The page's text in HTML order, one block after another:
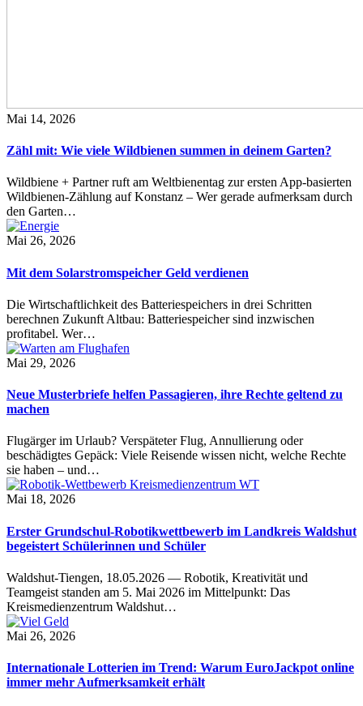
Mai 14, 2026
Zähl mit: Wie viele Wildbienen summen in deinem Garten?
Wildbiene + Partner ruft am Weltbienentag zur ersten App-basierten
Wildbienen-Zählung auf Konstanz – Wer gerade aufmerksam durch
den Garten…
Mai 26, 2026
Mit dem Solarstromspeicher Geld verdienen
Die Wirtschaftlichkeit des Batteriespeichers in drei Schritten
berechnen Zukunft Altbau: Batteriespeicher sind inzwischen
profitabel. Wer…
Mai 29, 2026
Neue Musterbriefe helfen Passagieren, ihre Rechte geltend zu
machen
Flugärger im Urlaub? Verspäteter Flug, Annullierung oder
beschädigtes Gepäck: Viele Reisende wissen nicht, welche Rechte
sie haben – und…
Mai 18, 2026
Erster Grundschul-Robotikwettbewerb im Landkreis Waldshut
begeistert Schülerinnen und Schüler
Waldshut-Tiengen, 18.05.2026 — Robotik, Kreativität und
Teamgeist standen am 5. Mai 2026 im Mittelpunkt: Das
Kreismedienzentrum Waldshut…
Mai 26, 2026
Internationale Lotterien im Trend: Warum EuroJackpot online
immer mehr Aufmerksamkeit erhält